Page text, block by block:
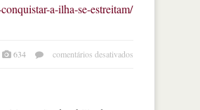
a-ilha-se-estreitam/
634 comentários desativados